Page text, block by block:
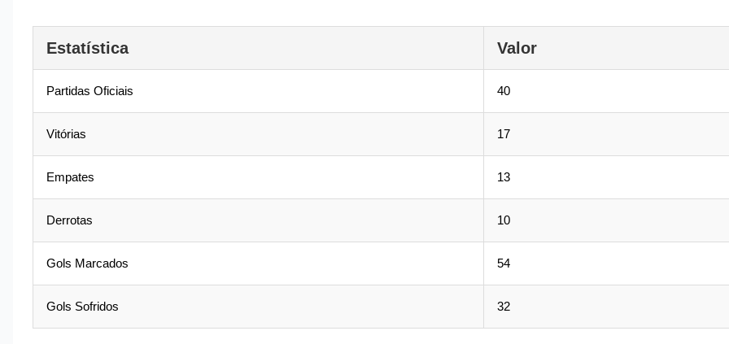
Estatística Valor
Partidas Oficiais 40
Vitórias 17
Empates 13
Derrotas 10
Gols Marcados 54
Gols Sofridos 32